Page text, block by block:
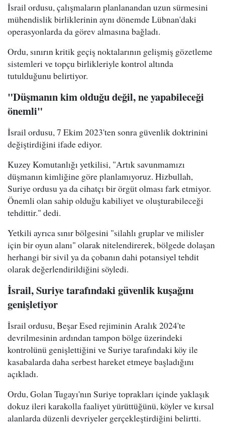
İsrail ordusu, çalışmaların planlanandan uzun sürmesini
mühendislik birliklerinin aynı dönemde Lübnan'daki
operasyonlarda da görev almasına bağladı.
Ordu, sınırın kritik geçiş noktalarının gelişmiş gözetleme
sistemleri ve topçu birlikleriyle kontrol altında
tutulduğunu belirtiyor.
"Düşmanın kim olduğu değil, ne yapabileceği
önemli"
İsrail ordusu, 7 Ekim 2023'ten sonra güvenlik doktrinini
değiştirdiğini ifade ediyor.
Kuzey Komutanlığı yetkilisi, "Artık savunmamızı
düşmanın kimliğine göre planlamıyoruz. Hizbullah,
Suriye ordusu ya da cihatçı bir örgüt olması fark etmiyor.
Önemli olan sahip olduğu kabiliyet ve oluşturabileceği
tehdittir." dedi.
Yetkili ayrıca sınır bölgesini "silahlı gruplar ve milisler
için bir oyun alanı" olarak nitelendirerek, bölgede dolaşan
herhangi bir sivil ya da çobanın dahi potansiyel tehdit
olarak değerlendirildiğini söyledi.
İsrail, Suriye tarafındaki güvenlik kuşağını
genişletiyor
İsrail ordusu, Beşar Esed rejiminin Aralık 2024'te
devrilmesinin ardından tampon bölge üzerindeki
kontrolünü genişlettiğini ve Suriye tarafındaki köy ile
kasabalarda daha serbest hareket etmeye başladığını
açıkladı.
Ordu, Golan Tugayı'nın Suriye toprakları içinde yaklaşık
dokuz ileri karakolla faaliyet yürüttüğünü, köyler ve kırsal
alanlarda düzenli devriyeler gerçekleştirdiğini belirtti.